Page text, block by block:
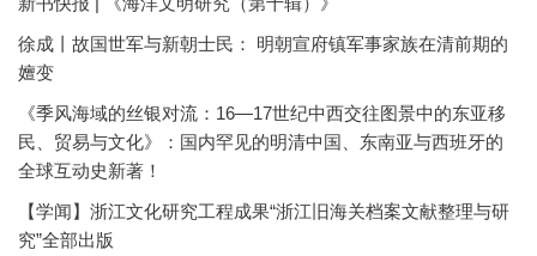
徐成丨故国世军与新朝士民： 明朝宣府镇军事家族在清前期的
嬗变
《季风海域的丝银对流：16—17世纪中西交往图景中的东亚移
民、贸易与文化》：国内罕见的明清中国、东南亚与西班牙的
全球互动史新著！
【学闻】浙江文化研究工程成果“浙江旧海关档案文献整理与研
究”全部出版